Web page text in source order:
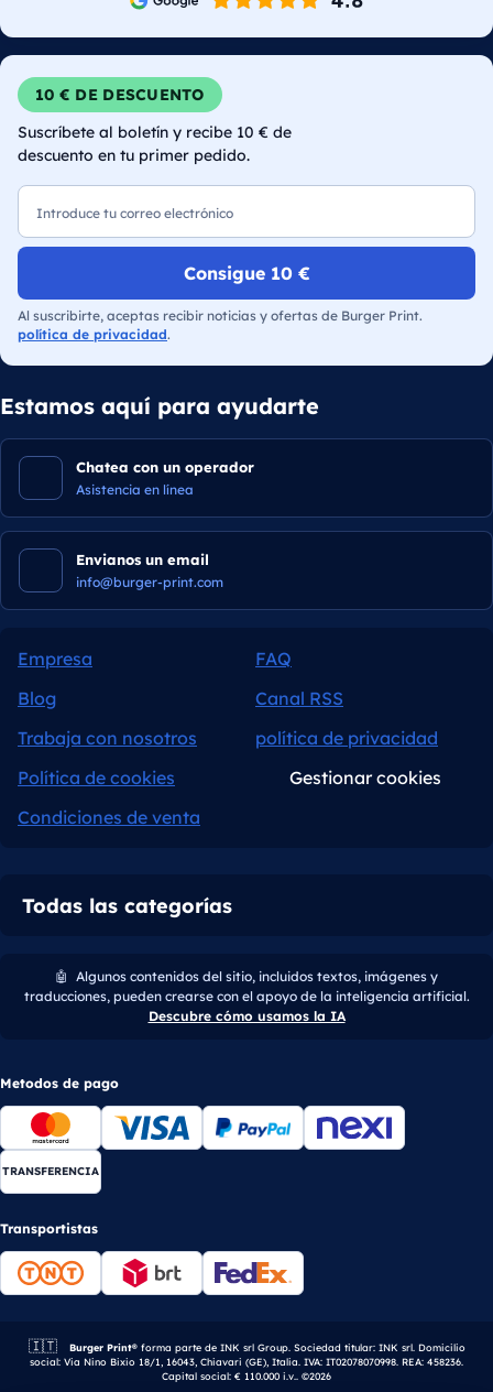
10 € DE DESCUENTO
Suscríbete al boletín y recibe 10 € de
descuento en tu primer pedido.
Consigue 10 €
Al suscribirte, aceptas recibir noticias y ofertas de Burger Print.
política de privacidad.
Estamos aquí para ayudarte
Chatea con un operador
Asistencia en línea
Envianos un email
info@burger-print.com
Empresa
FAQ
Blog
Canal RSS
Trabaja con nosotros
política de privacidad
Política de cookies
Gestionar cookies
Condiciones de venta
Todas las categorías
🤖 Algunos contenidos del sitio, incluidos textos, imágenes y
traducciones, pueden crearse con el apoyo de la inteligencia artificial.
Descubre cómo usamos la IA
Metodos de pago
TRANSFERENCIA
Transportistas
🇮🇹 Empresa italiana.
Burger Print®forma parte de INK srl Group. Sociedad titular: INK srl. Domicilio
social: Via Nino Bixio 18/1, 16043, Chiavari (GE), Italia. IVA: IT02078070998. REA: 458236.
Capital social: € 110.000 i.v.. ©2026